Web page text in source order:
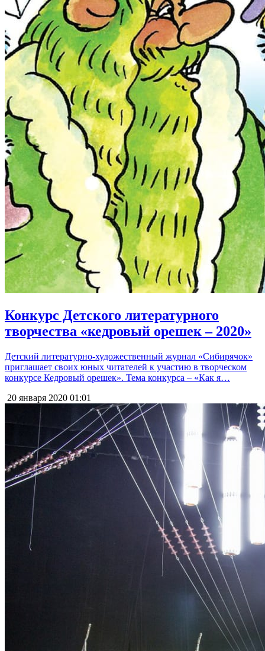
Конкурс Детского литературного
творчества «кедровый орешек – 2020»
Детский литературно-художественный журнал «Сибирячок»
приглашает своих юных читателей к участию в творческом
конкурсе Кедровый орешек». Тема конкурса – «Как я…
20 января 2020 01:01